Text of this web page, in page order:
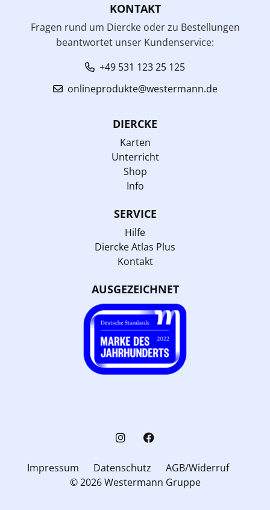
KONTAKT
Fragen rund um Diercke oder zu Bestellungen
beantwortet unser Kundenservice:
+49 531 123 25 125
onlineprodukte@westermann.de
DIERCKE
Karten
Unterricht
Shop
Info
SERVICE
Hilfe
Diercke Atlas Plus
Kontakt
AUSGEZEICHNET
Impressum Datenschutz
AGB/Widerruf
© 2026 Westermann Gruppe